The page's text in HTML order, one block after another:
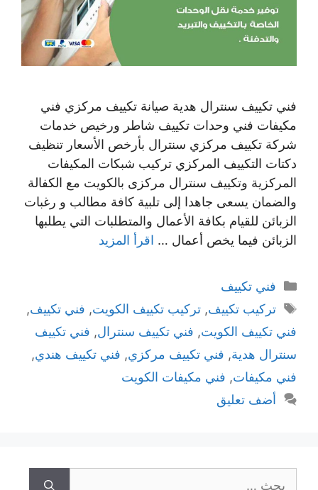
فني تكييف سنترال هدية صيانة تكييف مركزي فني
مكيفات فني وحدات تكييف شاطر ورخيص خدمات
شركة تكييف مركزي سنترال بأرخص الأسعار تنظيف
دكتات التكييف المركزي تركيب شبكات المكيفات
المركزية وتكييف سنترال مركزى بالكويت مع الكفالة
والضمان يسعى جاهدا إلى تلبية كافة مطالب و رغبات
الزبائن للقيام بكافة الأعمال والمتطلبات التي يطلبها
الزبائن فيما يخص أعمال … اقرأ المزيد
التصنيفات
فني تكييف
الوسوم
تركيب تكييف, تركيب تكييف الكويت, فني تكييف,
فني تكييف الكويت, فني تكييف سنترال, فني تكييف
سنترال هدية, فني تكييف مركزي, فني تكييف هندي,
فني مكيفات, فني مكيفات الكويت
أضف تعليق